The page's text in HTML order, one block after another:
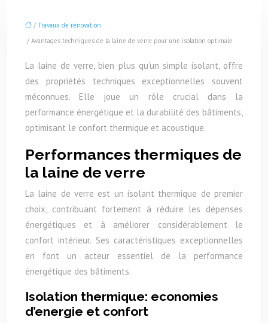
/ Travaux de rénovation
/ Avantages techniques de la laine de verre pour une isolation optimale
La laine de verre, bien plus qu’un simple isolant, offre
des propriétés techniques exceptionnelles souvent
méconnues. Elle joue un rôle crucial dans la
performance énergétique et la durabilité des bâtiments,
optimisant le confort thermique et acoustique.
Performances thermiques de
la laine de verre
La laine de verre est un isolant thermique de premier
choix, contribuant fortement à réduire les dépenses
énergétiques et à améliorer considérablement le
confort intérieur. Ses caractéristiques exceptionnelles
en font un acteur essentiel de la performance
énergétique des bâtiments.
Isolation thermique: economies
d’energie et confort